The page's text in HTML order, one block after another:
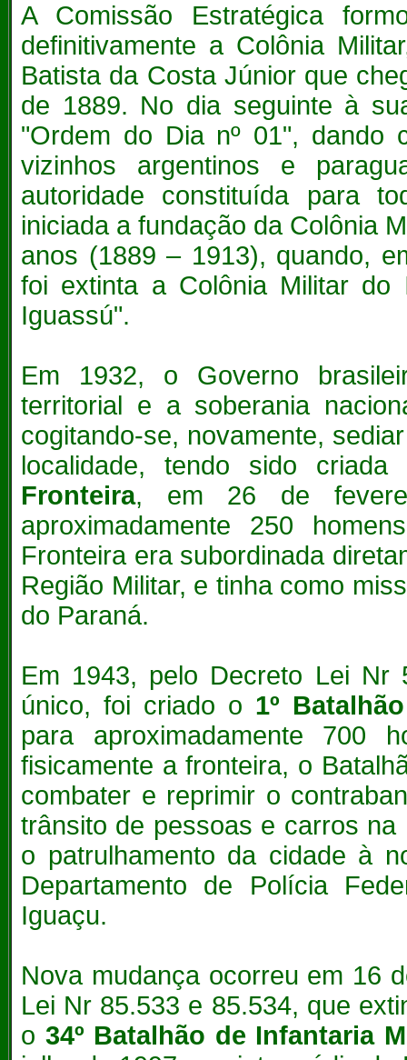
A Comissão Estratégica
definitivamente a Colônia
Batista da Costa Júnior que
de 1889. No dia seguinte à
"Ordem do Dia nº 01", dando
vizinhos argentinos e
autoridade constituída para
iniciada a fundação da Colônia
anos (1889 – 1913), quando,
foi extinta a Colônia Militar do
Iguassú".
Em 1932, o Governo
territorial e a soberania
cogitando-se, novamente,
localidade, tendo sido
Fronteira, em 26 de
aproximadamente 250
Fronteira era subordinada
Região Militar, e tinha como
do Paraná.
Em 1943, pelo Decreto Lei
único, foi criado o 1º
para aproximadamente 700
fisicamente a fronteira, o
combater e reprimir o
trânsito de pessoas e carros
o patrulhamento da cidade à
Departamento de Polícia
Iguaçu.
Nova mudança ocorreu em 16
Lei Nr 85.533 e 85.534, que
o 34º Batalhão de Infantaria